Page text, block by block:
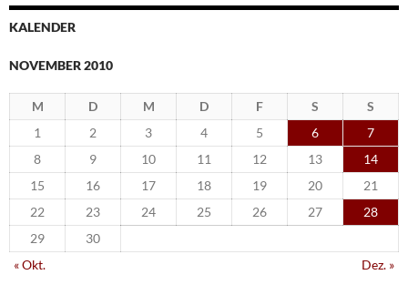
KALENDER
NOVEMBER 2010
M D M D F S
S
1
2 3 4 5 6
7
8
9 10 11 12 13
14
15
16 17 18 19 20
21
22
23 24 25 26 27
28
29
30
« Okt.
Dez. »